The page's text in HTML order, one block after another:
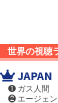
世界の視聴
JAPAN
❶ ガス人間
❷ エージェン